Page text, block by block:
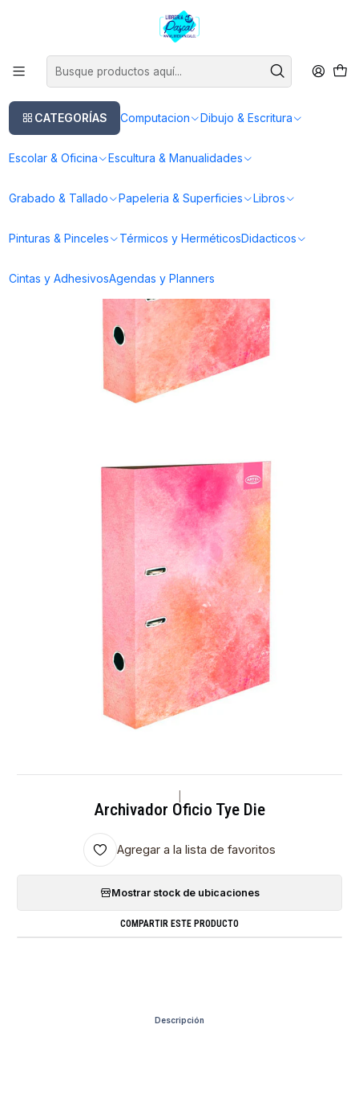
CATEGORÍAS Computacion Dibujo & Escritura
Escolar & Oficina Escultura & Manualidades
Grabado & Tallado Papeleria & Superficies Libros
Pinturas & Pinceles Térmicos y HerméticosDidacticos
Cintas y AdhesivosAgendas y Planners
Este es el texto del slide
Archivador Oficio Tye Die
Archivador Oficio Tye Die
Agregar a la lista de favoritos
Mostrar stock de ubicaciones
COMPARTIR ESTE PRODUCTO
Descripción